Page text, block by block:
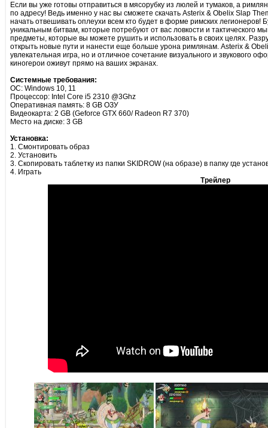
Если вы уже готовы отправиться в мясорубку из люлей и тумаков, а
по адресу! Ведь именно у нас вы сможете скачать Asterix & Obelix Slap
начать отвешивать оплеухи всем кто будет в форме римских легионеров!
уникальным битвам, которые потребуют от вас ловкости и тактического
предметы, которые вы можете рушить и использовать в своих целях.
открыть новые пути и нанести еще больше урона римлянам. Asterix &
увлекательная игра, но и отличное сочетание визуального и звукового
киногерои оживут прямо на ваших экранах.
Системные требования:
ОС: Windows 10, 11
Процессор: Intel Core i5 2310 @3Ghz
Оперативная память: 8 GB ОЗУ
Видеокарта: 2 GB (Geforce GTX 660/ Radeon R7 370)
Место на диске: 3 GB
Установка:
1. Смонтировать образ
2. Установить
3. Скопировать таблетку из папки SKIDROW (на образе) в папку где
4. Играть
Трейлер